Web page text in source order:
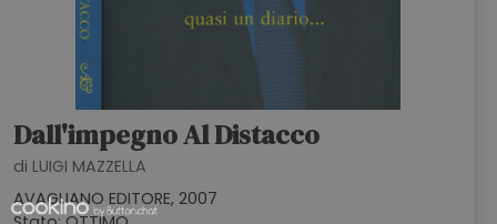
Dall'impegno Al Distacco
di LUIGI MAZZELLA
AVAGLIANO EDITORE, 2007